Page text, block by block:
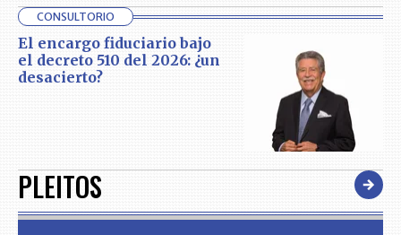
CONSULTORIO
El encargo fiduciario bajo
el decreto 510 del 2026: ¿un
desacierto?
PLEITOS